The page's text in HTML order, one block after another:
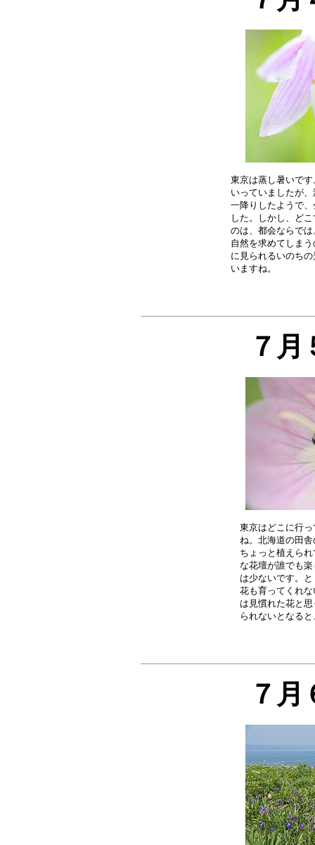
東京は蒸し暑いで
いっていましたが
一降りしたようで
した。しかし、ど
のは、都会ならで
自然を求めてしま
に見られるいのち
７
東京はどこに行
ね。北海道の田
ちょっと植えら
な花壇が誰でも
は少ないです。
花も育ってくれ
は見慣れた花と
７